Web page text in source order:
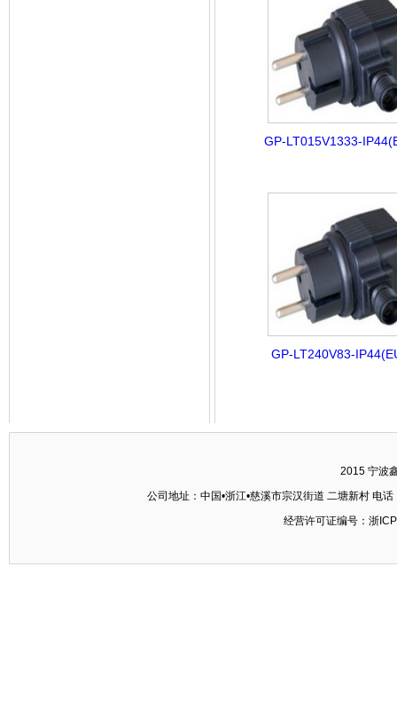
GP-LT015V1333-
GP-LT240V83-
2015 宁波
公司地址：中国•浙江•慈溪市宗汉街道 二塘新村
经营许可证编号：浙